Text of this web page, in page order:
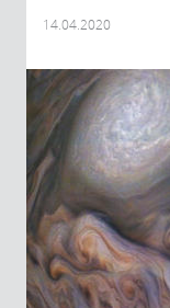
14.04.2020